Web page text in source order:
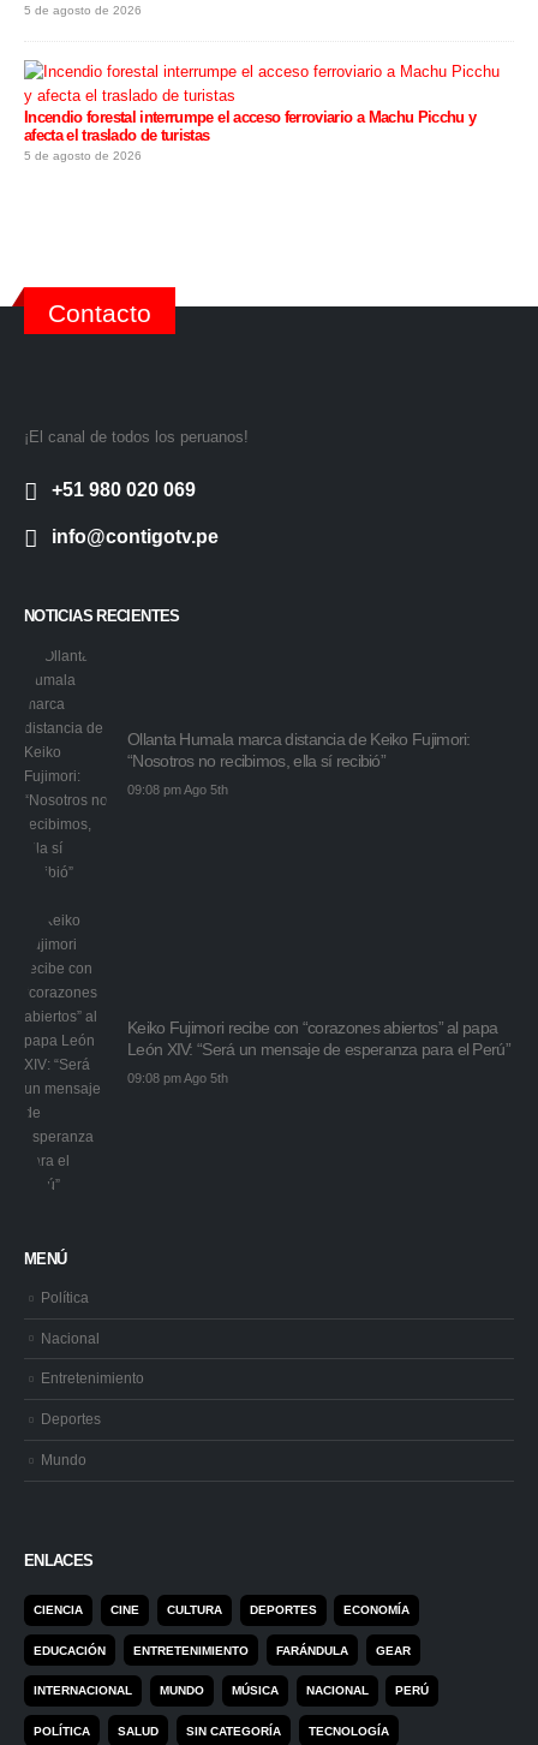
5 de agosto de 2026
Incendio forestal interrumpe el acceso ferroviario a Machu Picchu y
afecta el traslado de turistas
5 de agosto de 2026
Contacto
¡El canal de todos los peruanos!
+51 980 020 069
info@contigotv.pe
NOTICIAS RECIENTES
Ollanta Humala marca distancia de Keiko Fujimori:
“Nosotros no recibimos, ella sí recibió”
09:08 pm Ago 5th
Keiko Fujimori recibe con “corazones abiertos” al papa
León XIV: “Será un mensaje de esperanza para el Perú”
09:08 pm Ago 5th
MENÚ
Política
Nacional
Entretenimiento
Deportes
Mundo
ENLACES
CIENCIA CINE CULTURA DEPORTES ECONOMÍA
EDUCACIÓN ENTRETENIMIENTO FARÁNDULA GEAR
INTERNACIONAL MUNDO MÚSICA NACIONAL PERÚ
POLÍTICA SALUD SIN CATEGORÍA TECNOLOGÍA